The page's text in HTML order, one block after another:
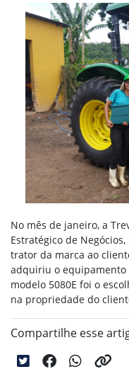
No mês de janeiro, a
Estratégico de
trator da marca ao
adquiriu o equipamento
modelo 5080E foi o
na propriedade do
Compartilhe esse